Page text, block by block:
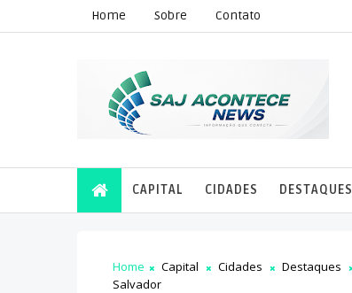
Home Sobre Contato
CAPITAL CIDADES DESTAQUES
Home Capital Cidades Destaques
Salvador